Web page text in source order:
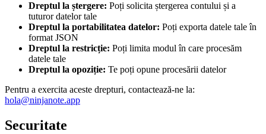
Dreptul la ștergere: Poți solicita ștergerea contului și a
tuturor datelor tale
Dreptul la portabilitatea datelor: Poți exporta datele tale în
format JSON
Dreptul la restricție: Poți limita modul în care procesăm
datele tale
Dreptul la opoziție: Te poți opune procesării datelor
Pentru a exercita aceste drepturi, contactează-ne la:
hola@ninjanote.app
Securitate